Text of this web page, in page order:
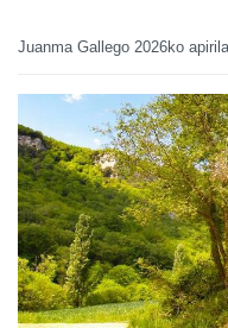
Juanma Gallego 2026ko